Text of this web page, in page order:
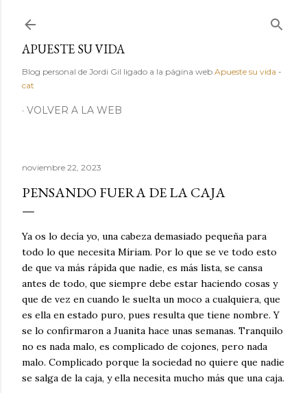
APUESTE SU VIDA
Blog personal de Jordi Gil ligado a la página web Apueste su vida -
cat
VOLVER A LA WEB
noviembre 22, 2023
PENSANDO FUERA DE LA CAJA
Ya os lo decía yo, una cabeza demasiado pequeña para
todo lo que necesita Míriam. Por lo que se ve todo esto
de que va más rápida que nadie, es más lista, se cansa
antes de todo, que siempre debe estar haciendo cosas y
que de vez en cuando le suelta un moco a cualquiera, que
es ella en estado puro, pues resulta que tiene nombre. Y
se lo confirmaron a Juanita hace unas semanas. Tranquilo
no es nada malo, es complicado de cojones, pero nada
malo. Complicado porque la sociedad no quiere que nadie
se salga de la caja, y ella necesita mucho más que una caja.